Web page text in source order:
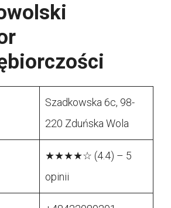
Szadkowska 6c, 98-
220 Zduńska Wola
★★★★☆ (4.4) – 5
opinii